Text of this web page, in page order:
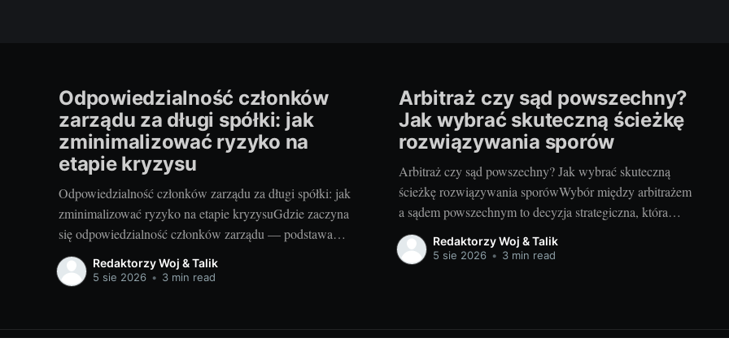
Odpowiedzialność członków
zarządu za długi spółki: jak
zminimalizować ryzyko na
etapie kryzysu
Odpowiedzialność członków zarządu za długi spółki: jak
zminimalizować ryzyko na etapie kryzysuGdzie zaczyna
się odpowiedzialność członków zarządu — podstawa
prawna, przesłanki i granice ryzykaW polskim prawie
podstawową osią odpowiedzialności menedżerów jest
jest art. 299 k.s.h.
Redaktorzy Woj & Talik
5 sie 2026 • 3 min read
Arbitraż czy sąd powszechny?
Jak wybrać skuteczną ścieżkę
rozwiązywania sporów
Arbitraż czy sąd powszechny? Jak wybrać skuteczną
ścieżkę rozwiązywania sporówWybór między arbitrażem
a sądem powszechnym to decyzja strategiczna, która
wpływa na czas trwania sporu, koszty, wizerunek firmy i
możliwość dalszej współpracy z kontrahentem. Dla
Redaktorzy Woj & Talik
5 sie 2026 • 3 min read